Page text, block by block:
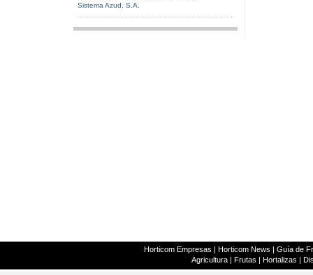
Sistema Azud, S.A.
Horticom Empresas | Horticom News | Guía de
Agricultura| Frutas | Hortalizas |